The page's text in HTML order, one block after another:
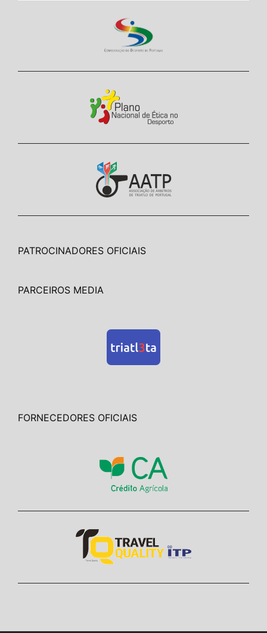
PATROCINADORES OFICIAIS
PARCEIROS MEDIA
FORNECEDORES OFICIAIS